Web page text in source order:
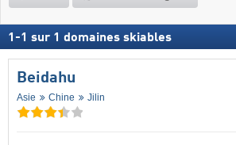
1 -1 sur 1 domaines skiables
Beidahu
Asie Chine Jilin